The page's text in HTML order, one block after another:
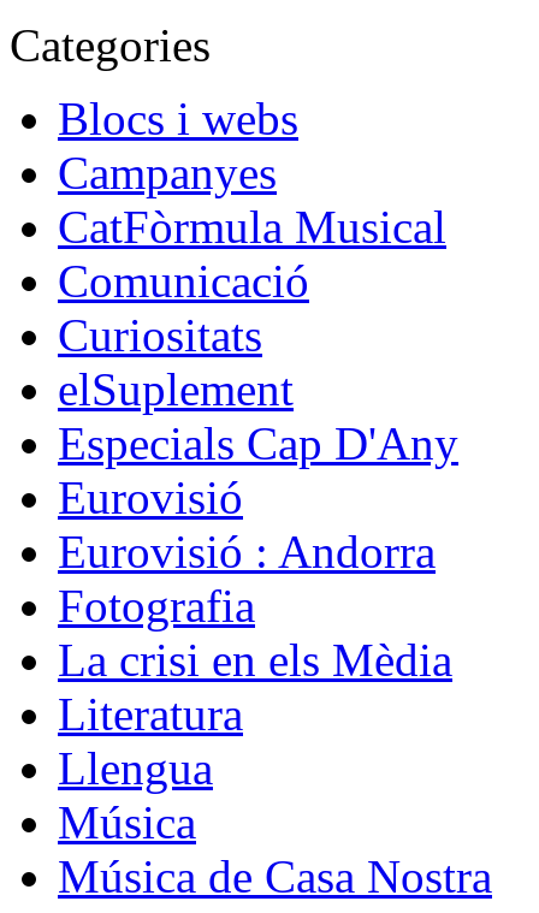
Categories
Blocs i webs
Campanyes
CatFòrmula Musical
Comunicació
Curiositats
elSuplement
Especials Cap D'Any
Eurovisió
Eurovisió : Andorra
Fotografia
La crisi en els Mèdia
Literatura
Llengua
Música
Música de Casa Nostra